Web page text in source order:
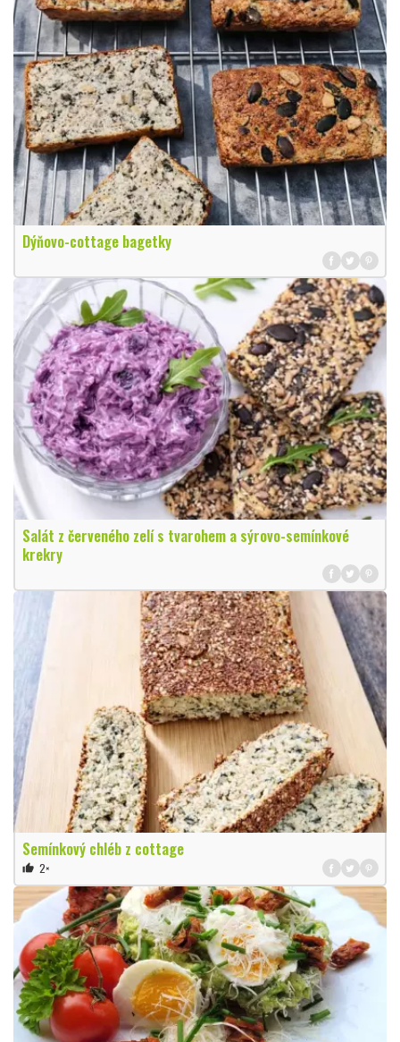
Dýňovo-cottage bagetky
Salát z červeného zelí s tvarohem a sýrovo-semínkové
krekry
Semínkový chléb z cottage
thumb_up 2×